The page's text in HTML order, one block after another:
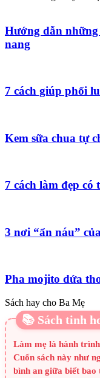
Hướng dẫn
nang
7 cách giúp phổi
Kem sữa chua tự
7 cách làm đẹp có
3 nơi “ẩn náu”
Pha mojito dứa
Sách hay cho Ba Mẹ
📚 Sách tinh
Làm mẹ là hành
Cuốn sách này như
bình an giữa biết